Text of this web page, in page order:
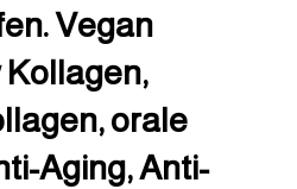
Vegan
Kollagen,
orale
Aging, Anti-